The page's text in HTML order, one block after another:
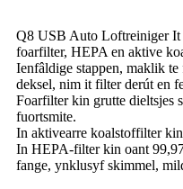
Q8 USB Auto Loftreiniger It
foarfilter, HEPA en aktive
Ienfâldige stappen, maklik
deksel, nim it filter derút en
Foarfilter kin grutte dieltsjes
fuortsmite.
In aktivearre koalstoffilter
In HEPA-filter kin oant
fange, ynklusyf skimmel,